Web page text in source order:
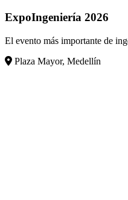
ExpoIngeniería 2026
El evento más importante de
Plaza Mayor, Medellín